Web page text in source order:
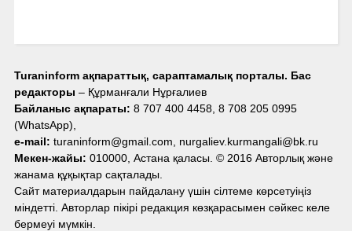
Turaninform ақпараттық, сараптамалық порталы. Бас
редакторы – Құрманғали Нұрғалиев
Байланыс ақпараты: 8 707 400 4458, 8 708 205 0995
(WhatsApp),
e-mail: turaninform@gmail.com, nurgaliev.kurmangali@bk.ru
Мекен-жайы: 010000, Астана қаласы. © 2016 Авторлық және
жанама құқықтар сақталады.
Сайт материалдарын пайдалану үшін сілтеме көрсетуіңіз
міндетті. Авторлар пікірі редакция көзқарасымен сәйкес келе
бермеуі мүмкін.